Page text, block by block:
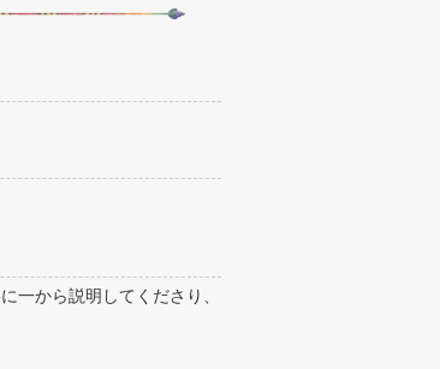
一から説明してくださり、